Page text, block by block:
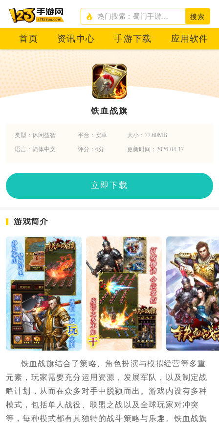
搜索
首页 资讯中心 手游下载 应用软件
铁血战旗
类型：休闲益智 平台：安卓 大小：77.60MB
语言：简体中文 评分：6分 更新时间：2026-04-17
立即下载
游戏简介
铁血战旗结合了策略、角色扮演与模拟经营等多重
元素，玩家需要充分运用资源，发展军队，以及制定战
略计划，从而在众多对手中脱颖而出。游戏内设有多种
模式，包括单人战役、联盟之战以及全球玩家对冲突
等，每种模式都有其独特的战斗策略与乐趣。铁血战旗